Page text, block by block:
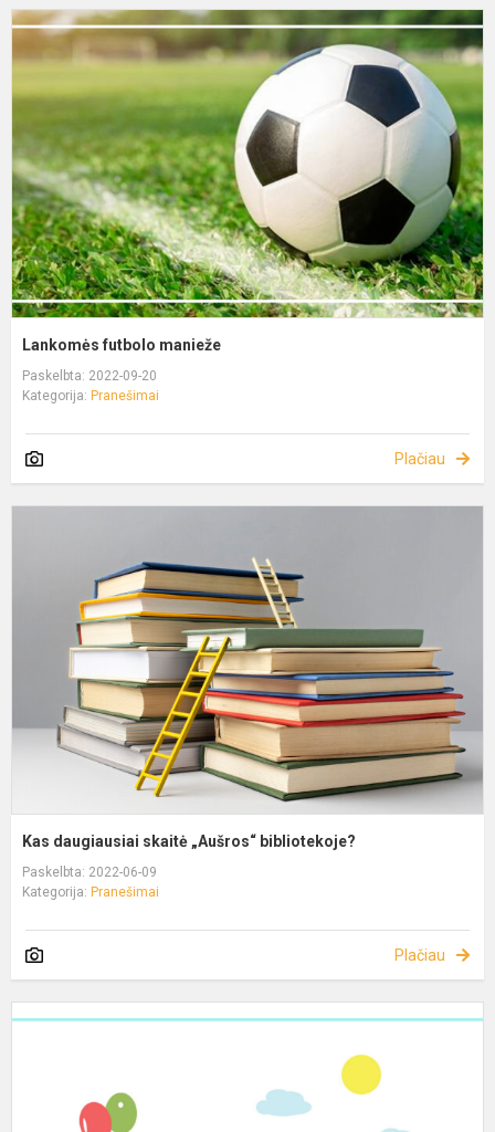
Lankomės futbolo manieže
Paskelbta: 2022-09-20
Kategorija: Pranešimai
Plačiau
Kas daugiausiai skaitė „Aušros“ bibliotekoje?
Paskelbta: 2022-06-09
Kategorija: Pranešimai
Plačiau